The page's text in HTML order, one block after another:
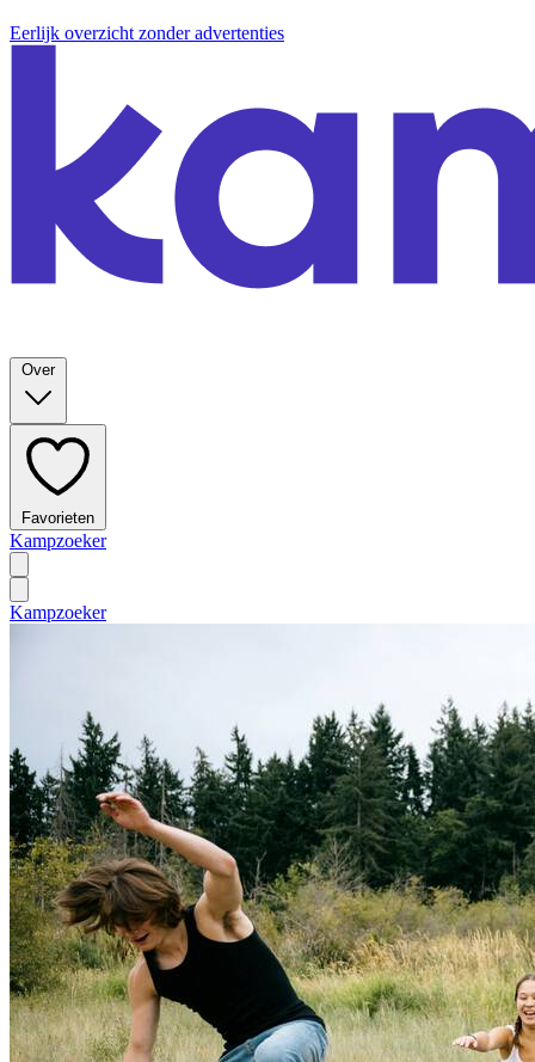
Eerlijk overzicht zonder advertenties
Over
Favorieten
Kampzoeker
Kampzoeker